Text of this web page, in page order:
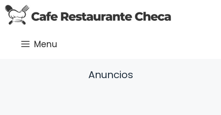
Saltar
al
Menu
Anuncios